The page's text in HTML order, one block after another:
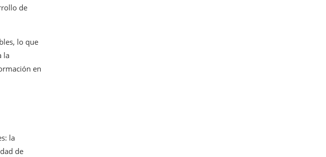
de
lo que
la
en
la
de